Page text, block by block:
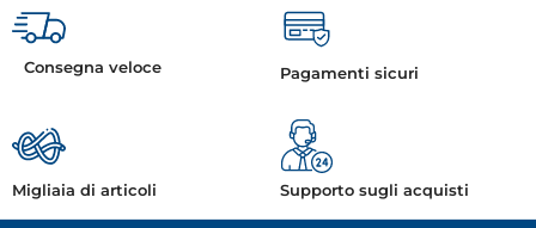
Consegna veloce Pagamenti sicuri
Migliaia di articoli Supporto sugli acquisti